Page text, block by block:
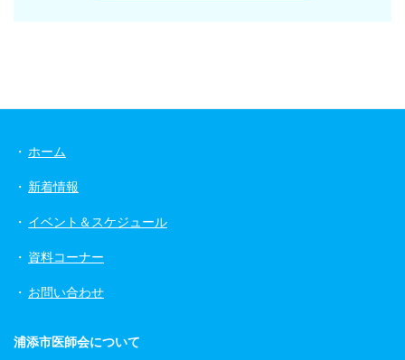
ホーム
新着情報
イベント＆スケジュール
資料コーナー
お問い合わせ
浦添市医師会について